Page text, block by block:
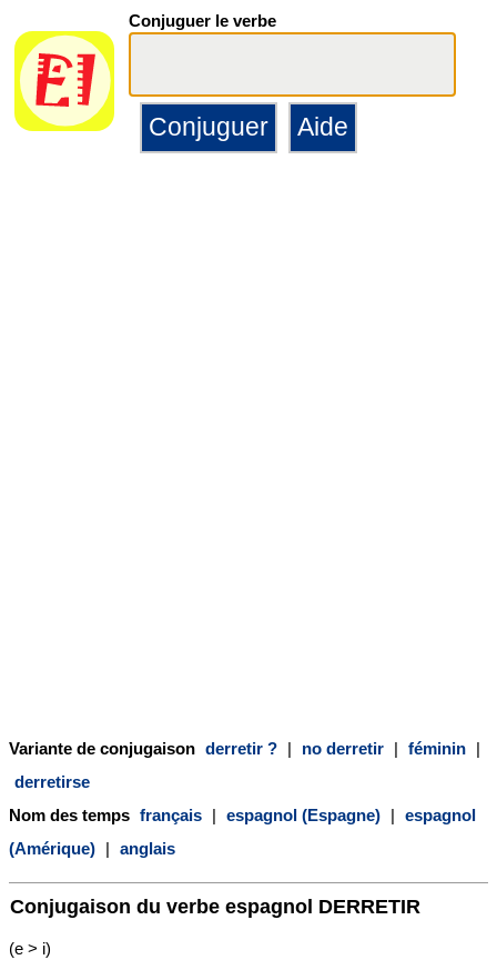
Conjuguer le verbe
Variante de conjugaison derretir ? | no derretir | féminin |
derretirse
Nom des temps français | espagnol (Espagne) | espagnol
(Amérique) | anglais
Conjugaison du verbe espagnol DERRETIR
(e > i)